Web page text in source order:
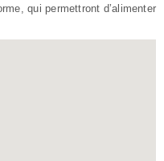
qui permettront d’alimenter